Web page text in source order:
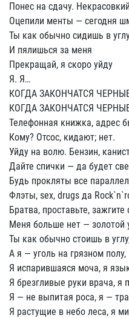
Понес на сдачу.
Оцепили менты — сегодня
Ты как обычно сидишь в
И пялишься за меня
Прекращай, я скоро уйду
Я. Я…
КОГДА ЗАКОНЧАТСЯ
КОГДА ЗАКОНЧАТСЯ
Телефонная книжка, адрес
Кому? Отсос, кидают; нет.
Уйду на волю. Бензин,
Дайте спички — да будет
Будь прокляты все
Флэты, sex, drugs да
Братва, проставьте, зажгите
Меня больше нет — золотой
Ты как обычно стоишь в
А я — уголь на грязном
Я испарившаяся моча, я
Я брезгливые руки врача, я
Я — не выпитая роса, я —
Я растущие в небо леса, я